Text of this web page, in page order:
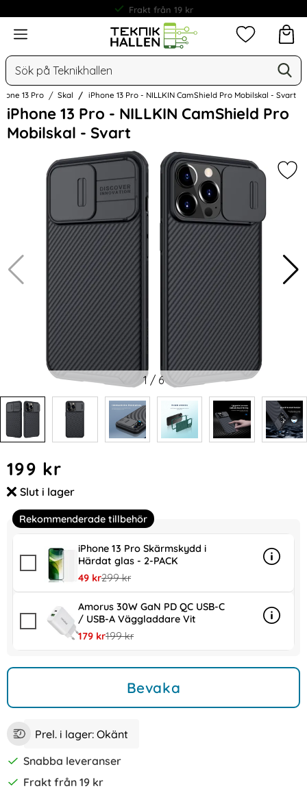
Frakt från 19 kr
Meny
Sök
Mina
13 Pro Skal iPhone 13 Pro - NILLKIN CamShield Pro Mobilskal - Svart
iPhone 13 Pro - NILLKIN CamShield Pro
Mobilskal - Svart
Hoppa
över
Bilder
1/ 6
pris
199 kr
Tillgänglighet:
Slut i lager
Rekommenderade tillbehör
iPhone 13 Pro Skärmskydd i
Härdat glas - 2-PACK
rea pris
49 krtidigare pris
299 kr
Info
mer
Amorus 30W GaN PD QC USB-C
/ USB-A Väggladdare Vit
rea pris
179 krtidigare pris
199 kr
Info
mer
Bevaka
Prel. i lager: Okänt
Snabba leveranser
Frakt från 19 kr